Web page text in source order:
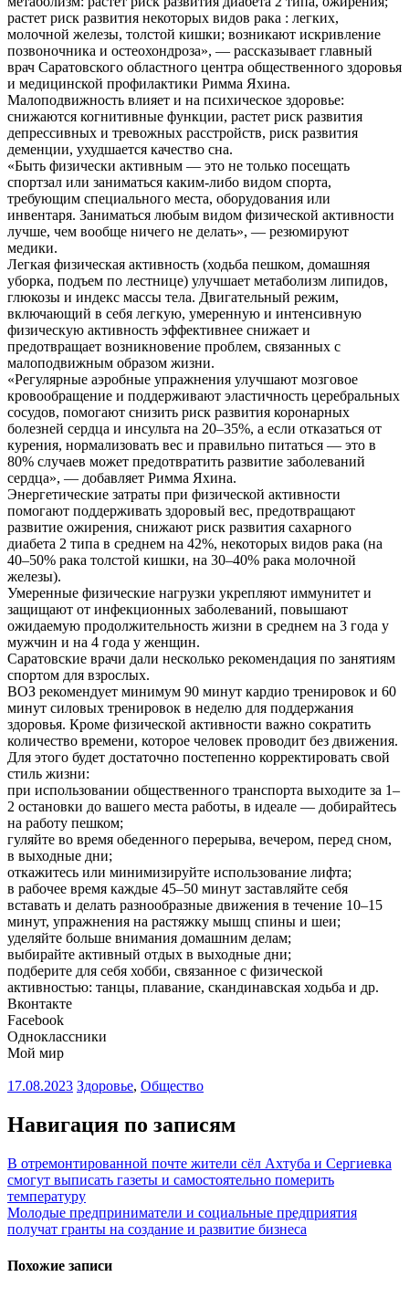
растет риск развития некоторых видов рака : легких,
молочной железы, толстой кишки; возникают искривление
позвоночника и остеохондроза», — рассказывает главный
врач Саратовского областного центра общественного здоровья
и медицинской профилактики Римма Яхина.
Малоподвижность влияет и на психическое здоровье:
снижаются когнитивные функции, растет риск развития
депрессивных и тревожных расстройств, риск развития
деменции, ухудшается качество сна.
«Быть физически активным — это не только посещать
спортзал или заниматься каким-либо видом спорта,
требующим специального места, оборудования или
инвентаря. Заниматься любым видом физической активности
лучше, чем вообще ничего не делать», — резюмируют
медики.
Легкая физическая активность (ходьба пешком, домашняя
уборка, подъем по лестнице) улучшает метаболизм липидов,
глюкозы и индекс массы тела. Двигательный режим,
включающий в себя легкую, умеренную и интенсивную
физическую активность эффективнее снижает и
предотвращает возникновение проблем, связанных с
малоподвижным образом жизни.
«Регулярные аэробные упражнения улучшают мозговое
кровообращение и поддерживают эластичность церебральных
сосудов, помогают снизить риск развития коронарных
болезней сердца и инсульта на 20–35%, а если отказаться от
курения, нормализовать вес и правильно питаться — это в
80% случаев может предотвратить развитие заболеваний
сердца», — добавляет Римма Яхина.
Энергетические затраты при физической активности
помогают поддерживать здоровый вес, предотвращают
развитие ожирения, снижают риск развития сахарного
диабета 2 типа в среднем на 42%, некоторых видов рака (на
40–50% рака толстой кишки, на 30–40% рака молочной
железы).
Умеренные физические нагрузки укрепляют иммунитет и
защищают от инфекционных заболеваний, повышают
ожидаемую продолжительность жизни в среднем на 3 года у
мужчин и на 4 года у женщин.
Саратовские врачи дали несколько рекомендация по занятиям
спортом для взрослых.
ВОЗ рекомендует минимум 90 минут кардио тренировок и 60
минут силовых тренировок в неделю для поддержания
здоровья. Кроме физической активности важно сократить
количество времени, которое человек проводит без движения.
Для этого будет достаточно постепенно корректировать свой
стиль жизни:
при использовании общественного транспорта выходите за 1–
2 остановки до вашего места работы, в идеале — добирайтесь
на работу пешком;
гуляйте во время обеденного перерыва, вечером, перед сном,
в выходные дни;
откажитесь или минимизируйте использование лифта;
в рабочее время каждые 45–50 минут заставляйте себя
вставать и делать разнообразные движения в течение 10–15
минут, упражнения на растяжку мышц спины и шеи;
уделяйте больше внимания домашним делам;
выбирайте активный отдых в выходные дни;
подберите для себя хобби, связанное с физической
активностью: танцы, плавание, скандинавская ходьба и др.
Вконтакте
Facebook
Одноклассники
Мой мир
17.08.2023 Здоровье, Общество
Навигация по записям
В отремонтированной почте жители сёл Ахтуба и Сергиевка
смогут выписать газеты и самостоятельно померить
температуру
Молодые предприниматели и социальные предприятия
получат гранты на создание и развитие бизнеса
Похожие записи